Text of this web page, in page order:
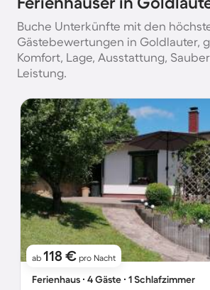
Buche Unterkünfte mit den
Gästebewertungen in Goldlauter,
Komfort, Lage, Ausstattung,
Leistung.
ab 118 € pro Nacht
Ferienhaus ∙ 4 Gäste ∙ 1 Schlafzimmer